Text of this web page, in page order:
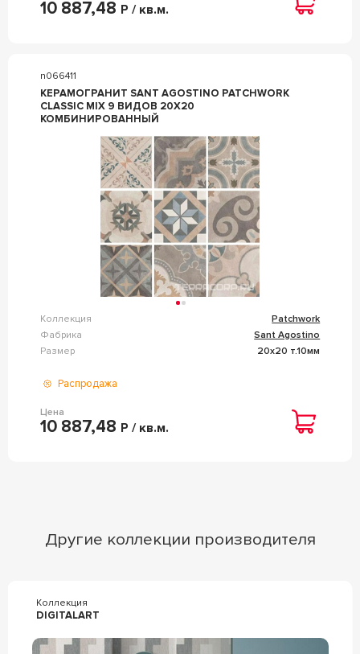
10 887,48 Р / кв.м.
n066411
КЕРАМОГРАНИТ SANT AGOSTINO PATCHWORK
CLASSIC MIX 9 ВИДОВ 20X20
КОМБИНИРОВАННЫЙ
Коллекция
Patchwork
Фабрика
Sant Agostino
Размер
20x20 т.10мм
Распродажа
Цена
10 887,48 Р / кв.м.
Другие коллекции производителя
Коллекция
DIGITALART